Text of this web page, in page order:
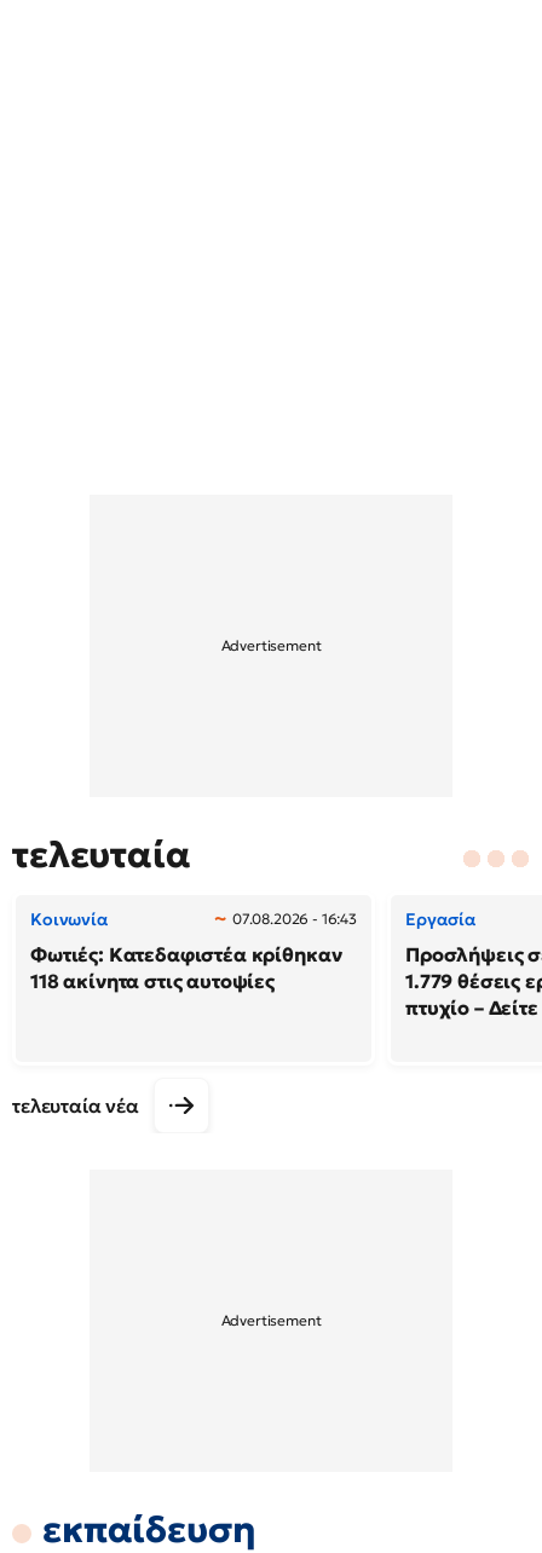
τελευταία
Κοινωνία 07.08.2026 - 16:43
Φωτιές: Κατεδαφιστέα κρίθηκαν
118 ακίνητα στις αυτοψίες
Εργασία
Προσλήψεις
1.779 θέσεις
πτυχίο –
τελευταία νέα
εκπαίδευση